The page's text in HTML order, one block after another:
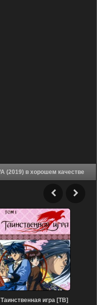
Аниме Альтернативная игра богов OVA (2019) в хорошем качестве
Таинственная игра [ТВ]